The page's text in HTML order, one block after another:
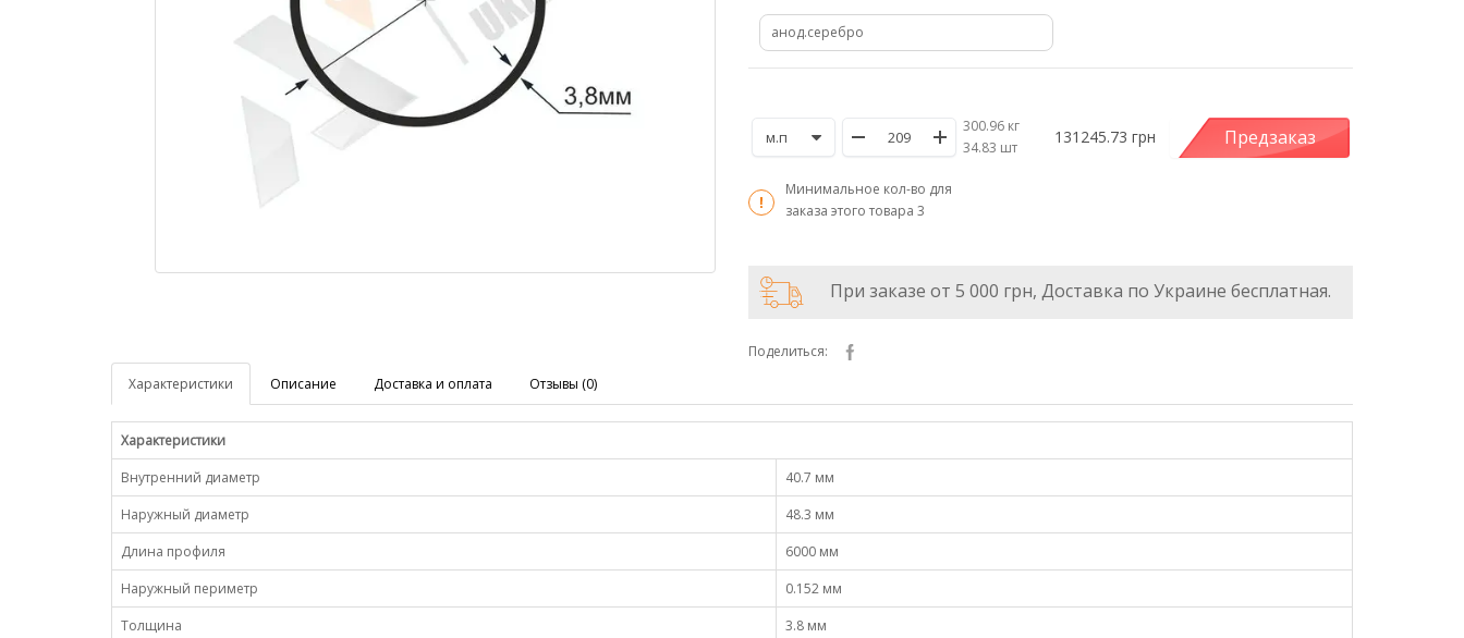
анод.серебро
300.96 кг
/34.83 шт
131245.73 грн Предзаказ
Минимальное кол-во для
заказа этого товара 3
При заказе от 5 000 грн, Доставка по Украине бесплатная.
Поделиться:
Характеристики
Описание Доставка и оплата Отзывы (0)
Характеристики
Внутренний диаметр
40.7 мм
Наружный диаметр
48.3 мм
Длина профиля
6000 мм
Наружный периметр
0.152 мм
Толщина
3.8 мм